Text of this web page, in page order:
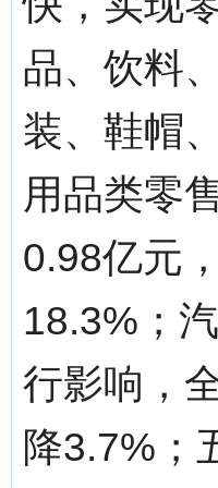
品、饮料
装、鞋帽
用品类零
0.98亿元
18.3%；
行影响，
降3.7%；